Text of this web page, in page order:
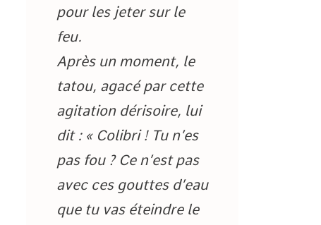
pour les jeter sur le
feu.
Après un moment, le
tatou, agacé par cette
agitation dérisoire, lui
dit : « Colibri ! Tu n’es
pas fou ? Ce n’est pas
avec ces gouttes d’eau
que tu vas éteindre le